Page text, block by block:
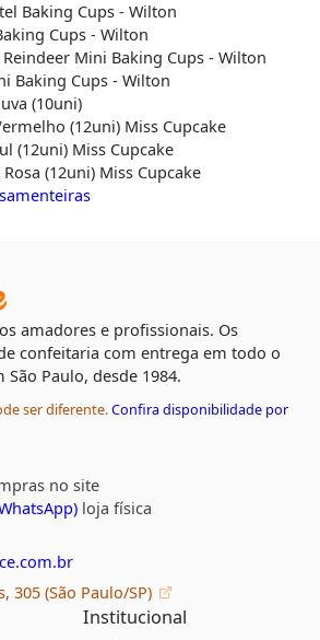
amadores e profissionais. Os
confeitaria com entrega em todo o
Paulo, desde 1984.
ser diferente.Confira disponibilidade por
no site
loja física
305 (São Paulo/SP)
Institucional